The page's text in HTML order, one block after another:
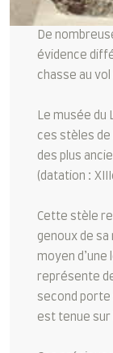
De
évidence
chasse au
Le musée du
ces stèles
des plus
(datation :
Cette stèle
genoux de sa
moyen
représente
second porte
est tenue sur